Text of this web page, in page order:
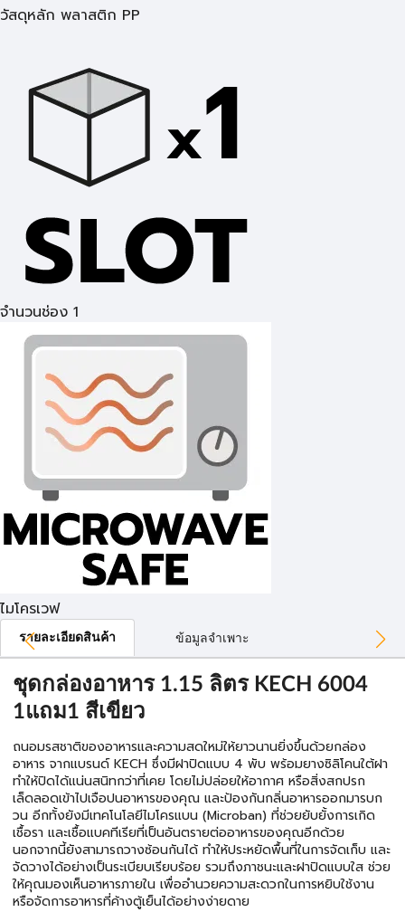
วัสดุหลัก พลาสติก PP
จำนวนช่อง 1
ไมโครเวฟ
รายละเอียดสินค้า ข้อมูลจำเพาะ
ชุดกล่องอาหาร 1.15 ลิตร KECH 6004
1แถม1 สีเขียว
ถนอมรสชาติของอาหารและความสดใหม่ให้ยาวนานยิ่งขึ้นด้วยกล่อง
อาหาร จากแบรนด์ KECH ซึ่งมีฝาปิดแบบ 4 พับ พร้อมยางซิลิโคนใต้ฝา
ทำให้ปิดได้แน่นสนิทกว่าที่เคย โดยไม่ปล่อยให้อากาศ หรือสิ่งสกปรก
เล็ดลอดเข้าไปเจือปนอาหารของคุณ และป้องกันกลิ่นอาหารออกมารบก
วน อีกทั้งยังมีเทคโนโลยีไมโครแบน (Microban) ที่ช่วยยับยั้งการเกิด
เชื้อรา และเชื้อแบคทีเรียที่เป็นอันตรายต่ออาหารของคุณอีกด้วย
นอกจากนี้ยังสามารถวางซ้อนกันได้ ทำให้ประหยัดพื้นที่ในการจัดเก็บ และ
จัดวางได้อย่างเป็นระเบียบเรียบร้อย รวมถึงภาชนะและฝาปิดแบบใส ช่วย
ให้คุณมองเห็นอาหารภายใน เพื่ออำนวยความสะดวกในการหยิบใช้งาน
หรือจัดการอาหารที่ค้างตู้เย็นได้อย่างง่ายดาย